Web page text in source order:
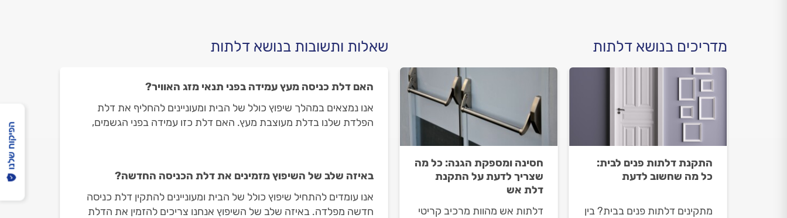
מדריכים בנושא דלתות
התקנת דלתות פנים לבית:
כל מה שחשוב לדעת
מתקינים דלתות פנים בבית? בין
חסינה ומספקת הגנה: כל מה
שצריך לדעת על התקנת
דלת אש
דלתות אש מהוות מרכיב קריטי
שאלות ותשובות בנושא דלתות
האם דלת כניסה מעץ עמידה בפני תנאי מזג האוויר?
אנו נמצאים במהלך שיפוץ כולל של הבית ומעוניינים להחליף את דלת
הפלדת שלנו בדלת מעוצבת מעץ. האם דלת כזו עמידה בפני הגשמים,
באיזה שלב של השיפוץ מזמינים את דלת הכניסה החדשה?
אנו עומדים להתחיל שיפוץ כולל של הבית ומעוניינים להתקין דלת כניסה
חדשה מפלדה. באיזה שלב של השיפוץ אנחנו צריכים להזמין את הדלת
הפיקוח שלנו